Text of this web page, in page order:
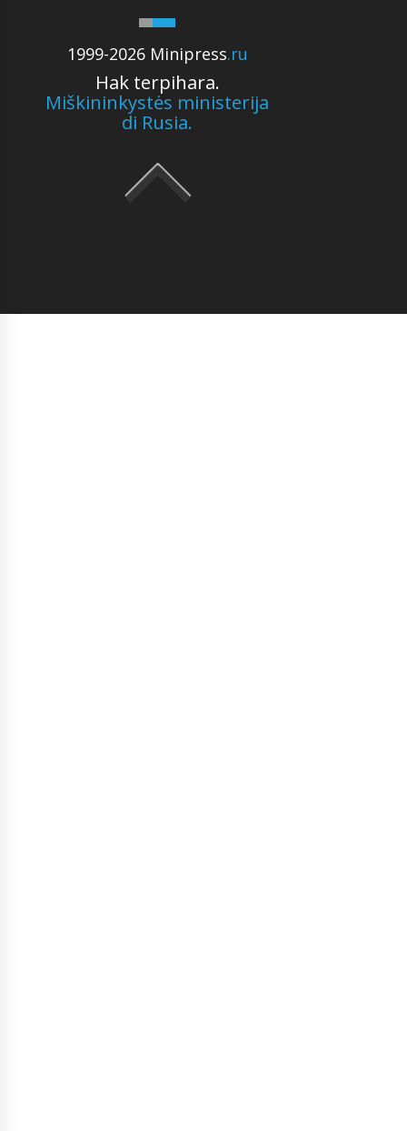
1999-2026 Minipress.ru
Hak terpihara.
Miškininkystės ministerija
di Rusia.